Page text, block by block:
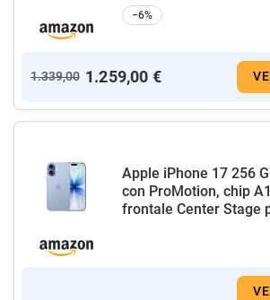
−6%
1.339,00 1.259,00 €
Apple iPhone 17 256
con ProMotion, chip
frontale Center Stage